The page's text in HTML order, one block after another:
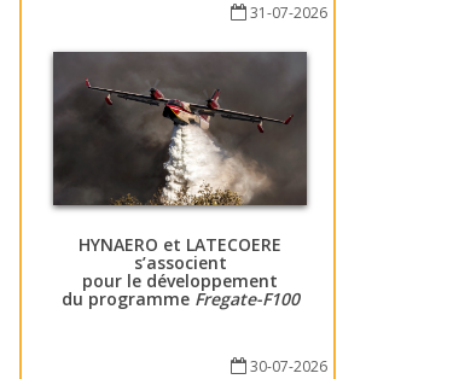
31-07-2026
HYNAERO et LATECOERE
s’associent
pour le développement
du programme Fregate-F100
30-07-2026